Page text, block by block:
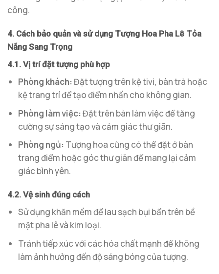
công.
4. Cách bảo quản và sử dụng Tượng Hoa Pha Lê Tỏa
Nắng Sang Trọng
4.1. Vị trí đặt tượng phù hợp
Phòng khách:Đặt tượng trên kệ tivi, bàn trà hoặc
kệ trang trí để tạo điểm nhấn cho không gian.
Phòng làm việc:Đặt trên bàn làm việc để tăng
cường sự sáng tạo và cảm giác thư giãn.
Phòng ngủ: Tượng hoa cũng có thể đặt ở bàn
trang điểm hoặc góc thư giãn để mang lại cảm
giác bình yên.
4.2. Vệ sinh đúng cách
Sử dụng khăn mềm để lau sạch bụi bẩn trên bề
mặt pha lê và kim loại.
Tránh tiếp xúc với các hóa chất mạnh để không
làm ảnh hưởng đến độ sáng bóng của tượng.